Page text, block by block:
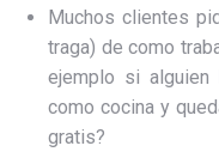
Muchos clientes
traga) de como
ejemplo si
como cocina y
gratis?